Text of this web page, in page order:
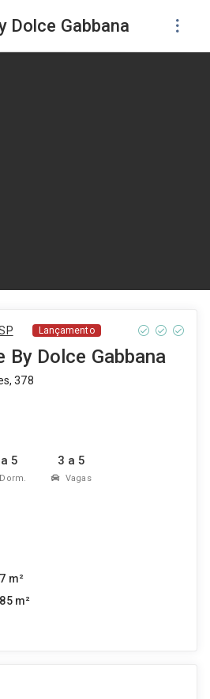
Dolce Gabbana
Lançamento
By Dolce Gabbana
378
5
Dorm.
3 a 5
Vagas
m²
m²